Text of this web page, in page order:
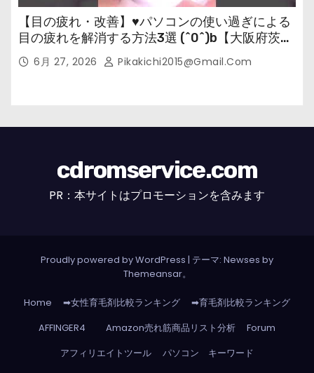
【目の疲れ・改善】♥パソコンの使い過ぎによる
目の疲れを解消する方法3選 (^0^)b【大阪府茨木
市の女性・美容鍼灸・整体師が教えます。】
6月 27, 2026 Pikakichi2015@gmail.com
cdromservice.com
PR：本サイトはプロモーションを含みます
Proudly powered by WordPress | テーマ: Newses by
Themeansar。
Home ➡女性育毛剤比較ランキング
➡育毛剤比較ランキング
AFFINGER4
Amazon売れ筋商品リスト分析
Forum
アフィリエイトツール
パソコン キーワード